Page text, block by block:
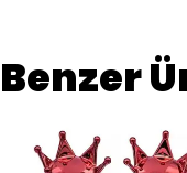
Benzer